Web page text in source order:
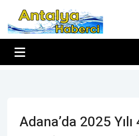
Adana’da 2025 Yılı